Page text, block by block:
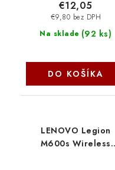
Na sklade (92 ks)
€9,80 bez DPH
€12,05
DO KOŠÍKA
LENOVO Legion
M600s Wireless